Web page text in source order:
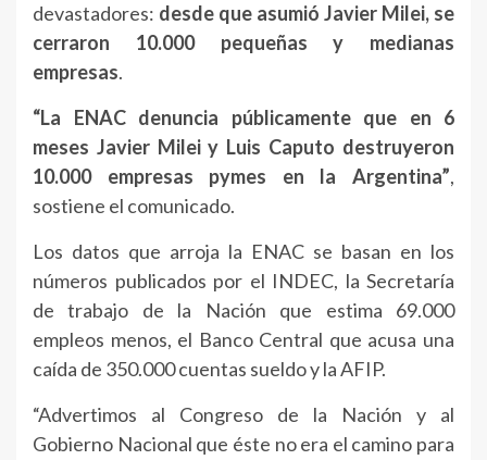
devastadores: desde que asumió Javier Milei, se
cerraron 10.000 pequeñas y medianas
empresas.
“La ENAC denuncia públicamente que en 6
meses Javier Milei y Luis Caputo destruyeron
10.000 empresas pymes en la Argentina”,
sostiene el comunicado.
Los datos que arroja la ENAC se basan en los
números publicados por el INDEC, la Secretaría
de trabajo de la Nación que estima 69.000
empleos menos, el Banco Central que acusa una
caída de 350.000 cuentas sueldo y la AFIP.
“Advertimos al Congreso de la Nación y al
Gobierno Nacional que éste no era el camino para